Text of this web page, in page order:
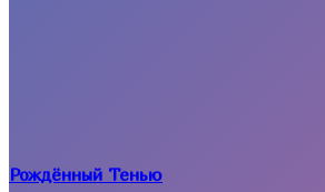
Рождённый Тенью